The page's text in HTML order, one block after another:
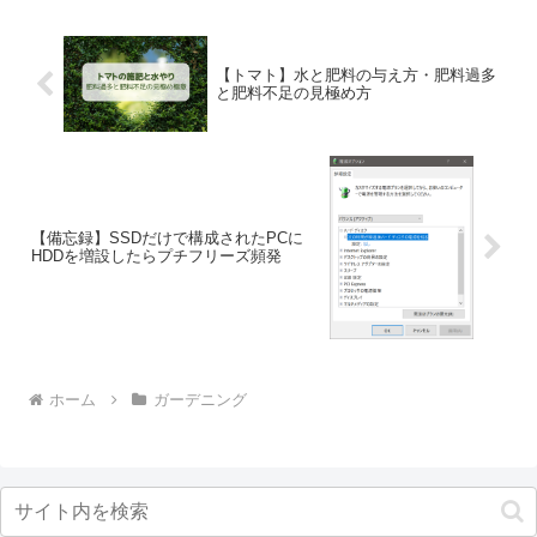
【トマト】水と肥料の与え方・肥料過多
と肥料不足の見極め方
【備忘録】SSDだけで構成されたPCに
HDDを増設したらプチフリーズ頻発
ホーム ガーデニング